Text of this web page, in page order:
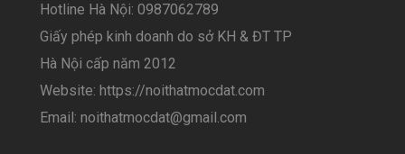
Hotline Hà Nội: 0987062789
Giấy phép kinh doanh do sở KH & ĐT TP
Hà Nội cấp năm 2012
Website: https://noithatmocdat.com
Email: noithatmocdat@gmail.com